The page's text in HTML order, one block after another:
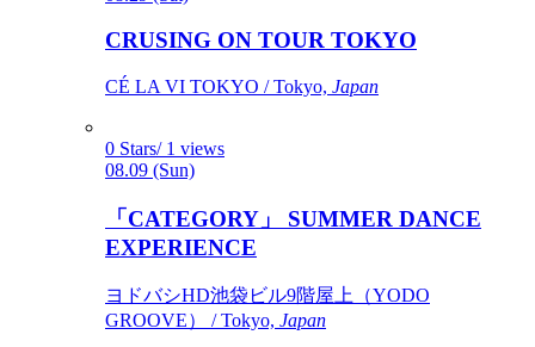
CRUSING ON TOUR TOKYO
CÉ LA VI TOKYO / Tokyo, Japan
0 Stars/ 1 views
08.09 (Sun)
「CATEGORY」 SUMMER DANCE
EXPERIENCE
ヨドバシHD池袋ビル9階屋上（YODO
GROOVE） / Tokyo, Japan